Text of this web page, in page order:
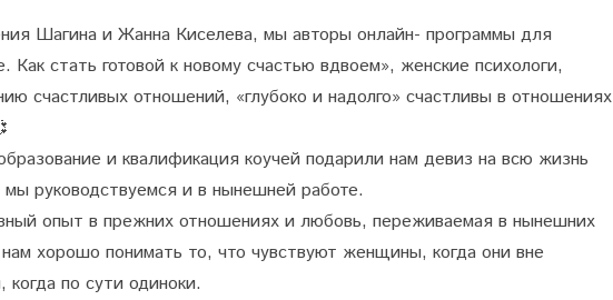
е
с
т
а
к
Н
Шагина и Жанна Киселева, мы авторы онлайн- программы для
стать готовой к новому счастью вдвоем», женские психологи,
счастливых отношений, «глубоко и надолго» счастливы в отношениях
и квалификация коучей подарили нам девиз на всю жизнь
руководствуемся и в нынешней работе.
опыт в прежних отношениях и любовь, переживаемая в нынешних
хорошо понимать то, что чувствуют женщины, когда они вне
по сути одиноки.